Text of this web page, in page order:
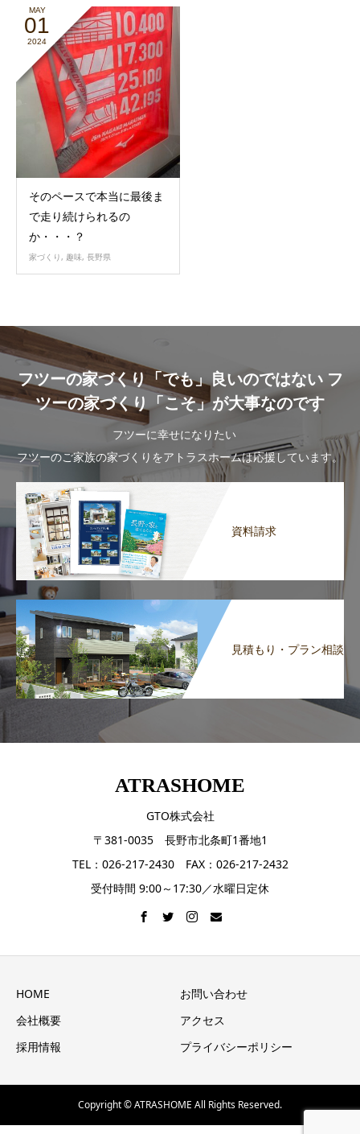
MAY
01
2024
そのペースで本当に最後ま
で走り続けられるの
か・・・？
家づくり, 趣味, 長野県
フツーの家づくり「でも」良いのではない フ
ツーの家づくり「こそ」が大事なのです
フツーに幸せになりたい
フツーのご家族の家づくりをアトラスホームは応援しています。
資料請求
見積もり・プラン相談
ATRASHOME
GTO株式会社
〒381-0035 長野市北条町1番地1
TEL：026-217-2430 FAX：026-217-2432
受付時間 9:00～17:30／水曜日定休
HOME
お問い合わせ
会社概要
アクセス
採用情報
プライバシーポリシー
Copyright © ATRASHOME All Rights Reserved.